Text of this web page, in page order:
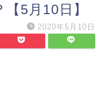
5月10日】
2020年5月10日